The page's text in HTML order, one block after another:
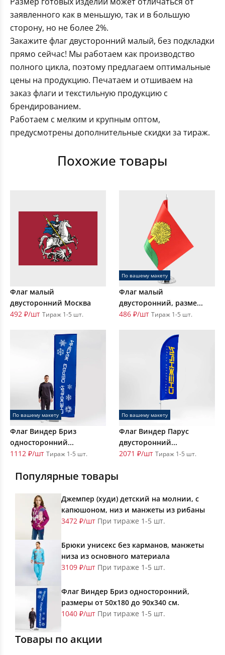
заявленного как в меньшую, так и в большую
сторону, но не более 2%.
Закажите флаг двусторонний малый, без подкладки
прямо сейчас! Мы работаем как производство
полного цикла, поэтому предлагаем оптимальные
цены на продукцию. Печатаем и отшиваем на
заказ флаги и текстильную продукцию с
брендированием.
Работаем с мелким и крупным оптом,
предусмотрены дополнительные скидки за тираж.
Похожие товары
Флаг малый
двусторонний Москва
492 ₽/шт Тираж 1-5 шт.
По вашему макету
Флаг малый
двусторонний, разме...
486 ₽/шт Тираж 1-5 шт.
По вашему макету
Флаг Виндер Бриз
односторонний...
1112 ₽/шт Тираж 1-5 шт.
По вашему макету
Флаг Виндер Парус
двусторонний...
2071 ₽/шт Тираж 1-5 шт.
Популярные товары
Джемпер (худи) детский на молнии, с
капюшоном, низ и манжеты из рибаны
3472 ₽/шт При тираже 1-5 шт.
Брюки унисекс без карманов, манжеты
низа из основного материала
3109 ₽/шт При тираже 1-5 шт.
Флаг Виндер Бриз односторонний,
размеры от 50х180 до 90х340 см.
1040 ₽/шт При тираже 1-5 шт.
Товары по акции